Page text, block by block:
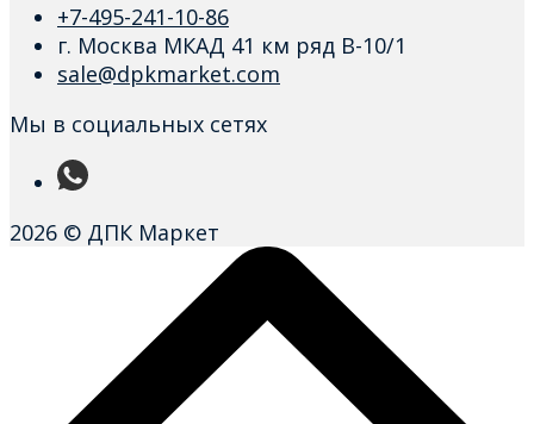
+7-495-241-10-86
г. Москва МКАД 41 км ряд В-10/1
sale@dpkmarket.com
Мы в социальных сетях
2026 © ДПК Маркет